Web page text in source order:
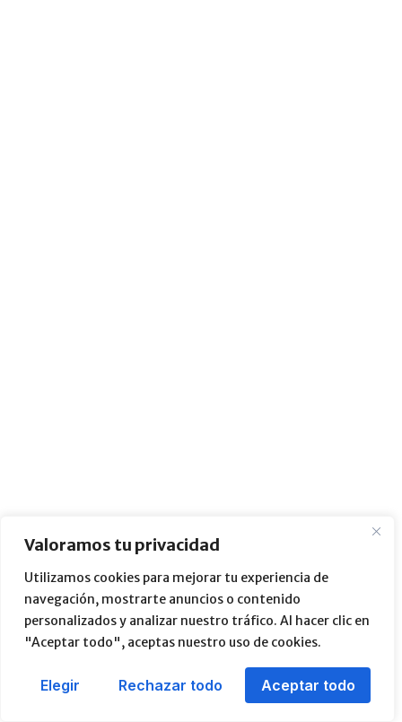
Valoramos tu privacidad
Utilizamos cookies para mejorar tu experiencia de
navegación, mostrarte anuncios o contenido
personalizados y analizar nuestro tráfico. Al hacer clic en
"Aceptar todo", aceptas nuestro uso de cookies.
Elegir Rechazar todo Aceptar todo